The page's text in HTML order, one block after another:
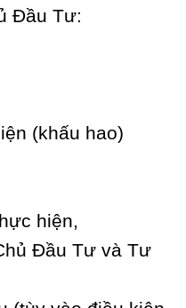
Đầu Tư:
(khấu hao)
hiện,
Đầu Tư và Tư